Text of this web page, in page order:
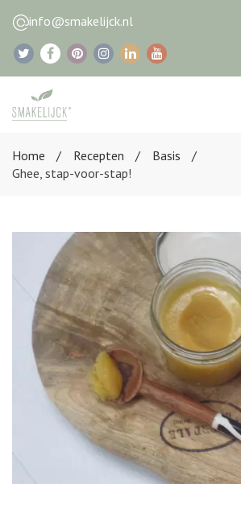
info@smakelijck.nl
Home
Recepten
Basis
Ghee, stap-voor-stap!